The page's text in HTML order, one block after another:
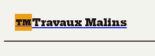
TMTravaux Malins